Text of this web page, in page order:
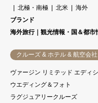
北極・南極
北米
海外
ブランド
海外旅行｜観光情報・国＆都市
クルーズ & ホテル & 航空会社
ヴァージン リミテッド エディ
ウエディング＆フォト
ラグジュアリークルーズ